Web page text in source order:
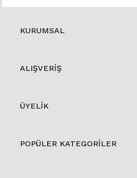
KURUMSAL
ALIŞVERİŞ
ÜYELİK
POPÜLER KATEGORİLER